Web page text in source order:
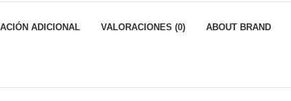
ADICIONAL VALORACIONES (0) ABOUT BRAND